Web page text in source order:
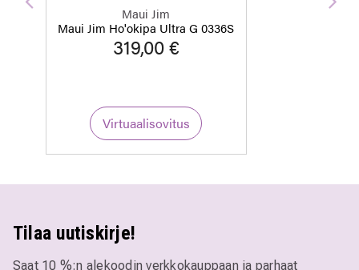
Maui Jim
Maui Jim Ho'okipa Ultra G 0336S
319,00 €
Virtuaalisovitus
Edellinen
Tilaa uutiskirje!
Saat 10 %:n alekoodin verkkokauppaan ja parhaat